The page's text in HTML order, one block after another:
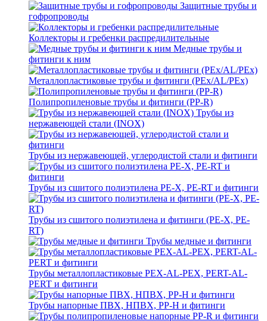
Защитные трубы и
гофропроводы
Коллекторы и гребенки распредилительные
Медные трубы и
фитинги к ним
Металлопластиковые трубы и фитинги (PEx/AL/PEx)
Полипропиленовые трубы и фитинги (PP-R)
Трубы из
нержавеющей стали (INOX)
Трубы из нержавеющей, углеродистой стали и фитинги
Трубы из сшитого полиэтилена PE-X, PE-RT и фитинги
Трубы из сшитого полиэтилена и фитинги (PE-X, PE-
RT)
Трубы медные и фитинги
Трубы металлопластиковые PEX-AL-PEX, PERT-AL-
PERT и фитинги
Трубы напорные ПВХ, НПВХ, PP-H и фитинги